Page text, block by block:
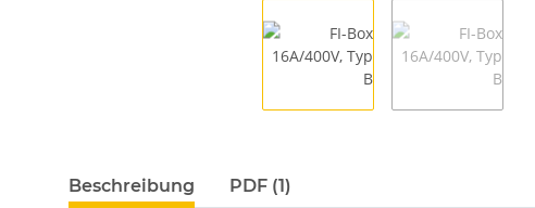
Beschreibung PDF (1)